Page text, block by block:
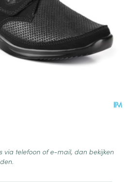
via telefoon of e-mail, dan bekijken